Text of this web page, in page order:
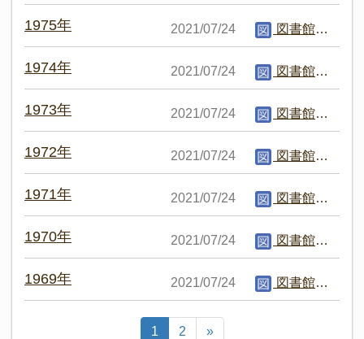
1975年 2021/07/24 図書館編集者
1974年 2021/07/24 図書館編集者
1973年 2021/07/24 図書館編集者
1972年 2021/07/24 図書館編集者
1971年 2021/07/24 図書館編集者
1970年 2021/07/24 図書館編集者
1969年 2021/07/24 図書館編集者
1 2 »